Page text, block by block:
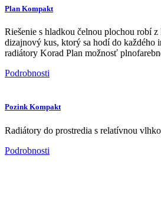
Plan Kompakt
Riešenie s hladkou čelnou plochou robí z
dizajnový kus, ktorý sa hodí do každého
radiátory Korad Plan možnosť
Podrobnosti
Pozink Kompakt
Radiátory do prostredia s relatívnou
Podrobnosti